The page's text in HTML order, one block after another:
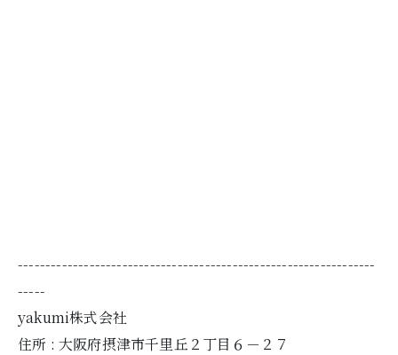
-----------------------------------------------------------------
-----
yakumi株式会社
住所 : 大阪府摂津市千里丘２丁目６－２７